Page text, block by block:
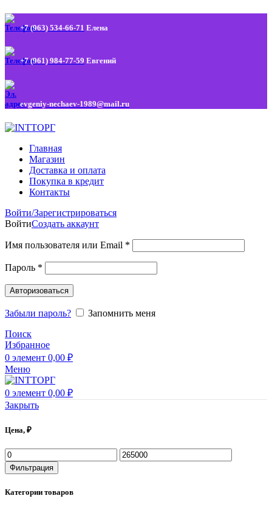
+7 (963) 534-66-71 Елена
+7 (961) 984-77-59 Евгений
evgeniy-nechaev-1989@mail.ru
Главная
Магазин
Доставка и оплата
Покупка в кредит
Контакты
Войти/Зарегистрироваться
ВойтиСоздать аккаунт
Имя пользователя или Email *
Пароль *
Авторизоваться
Забыли пароль?
Запомнить меня
Поиск
Избранное
0 элемент 0,00 ₽
Меню
0 элемент 0,00 ₽
Закрыть
Цена, ₽
Фильтрация
Категории товаров